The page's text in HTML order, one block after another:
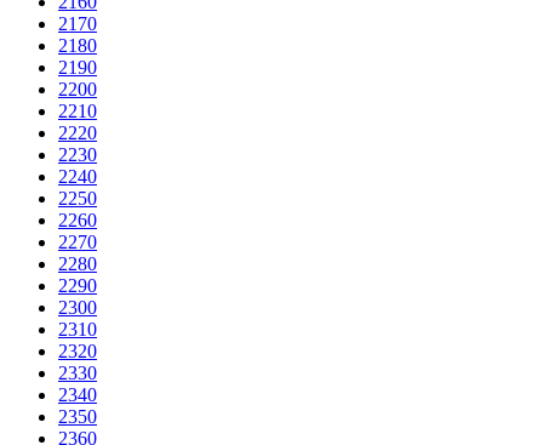
2170
2180
2190
2200
2210
2220
2230
2240
2250
2260
2270
2280
2290
2300
2310
2320
2330
2340
2350
2360